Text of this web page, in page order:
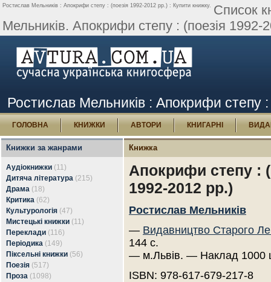
Ростислав Мельників : Апокрифи степу : (поезія 1992-2012 рр.) : Купити книжку. Список
Мельників. Апокрифи степу : (поезія 1992-
Ростислав Мельників : Апокрифи степу
ГОЛОВНА КНИЖКИ АВТОРИ КНИГАРНІ
Книжки за жанрами
Аудіокнижки (11)
Дитяча література (215)
Драма (18)
Критика (62)
Культурологія (47)
Мистецькі книжки (11)
Переклади (116)
Періодика (149)
Піксельні книжки (56)
Поезія (517)
Проза (1098)
Книжка
Апокрифи степу :
1992-2012 рр.)
Ростислав Мельників
— Видавництво Старого
144 с.
— м.Львів. — Наклад 1000
ISBN: 978-617-679-217-8